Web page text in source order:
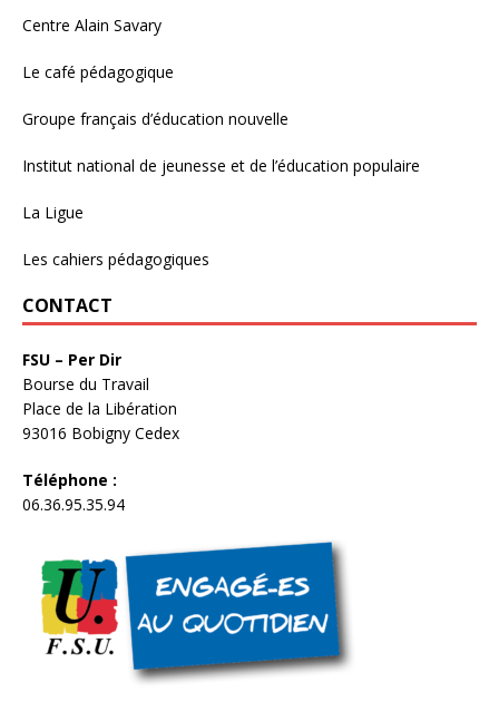
Centre Alain Savary
Le café pédagogique
Groupe français d’éducation nouvelle
Institut national de jeunesse et de l’éducation populaire
La Ligue
Les cahiers pédagogiques
CONTACT
FSU – Per Dir
Bourse du Travail
Place de la Libération
93016 Bobigny Cedex
Téléphone :
06.36.95.35.94